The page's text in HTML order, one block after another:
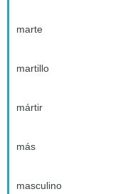
marte
martillo
mártir
más
masculino